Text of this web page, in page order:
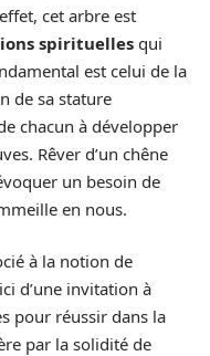
cet arbre est
spirituelles qui
est celui de la
de sa stature
chacun à développer
Rêver d’un chêne
un besoin de
en nous.
à la notion de
d’une invitation à
pour réussir dans la
par la solidité de